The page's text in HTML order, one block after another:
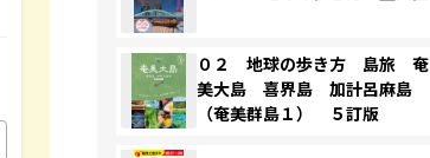
０２ 地球の歩き方 島旅 奄
美大島 喜界島 加計呂麻島
（奄美群島１） ５訂版